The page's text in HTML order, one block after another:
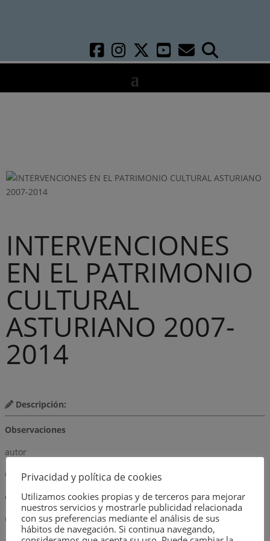
INTERVENCIONES
EN EL PATRIMONIO
CULTURAL
ASTURIANO 2007-
2014
Descripción:
Observaciones
autor
GOBIERNO DEL PRINCIPADO DE ASTURIAS
editorial
GRAN ENCICLOPEDIA ASTURIANA
Privacidad y política de cookies
Utilizamos cookies propias y de terceros para mejorar
nuestros servicios y mostrarle publicidad relacionada
con sus preferencias mediante el análisis de sus
hábitos de navegación. Si continua navegando,